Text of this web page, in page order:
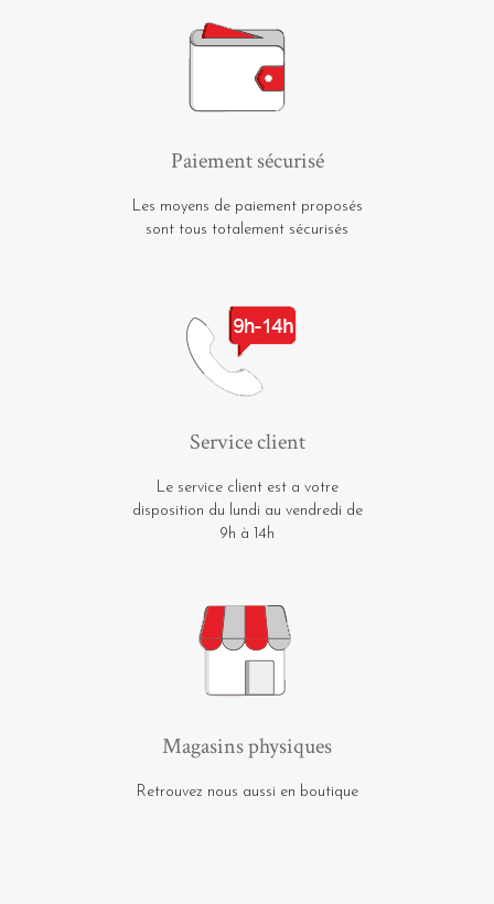
Paiement sécurisé
Les moyens de paiement proposés
sont tous totalement sécurisés
Service client
Le service client est a votre
disposition du lundi au vendredi de
9h à 14h
Magasins physiques
Retrouvez nous aussi en boutique